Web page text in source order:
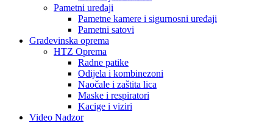
Pametni uređaji
Pametne kamere i sigurnosni uređaji
Pametni satovi
Građevinska oprema
HTZ Oprema
Radne patike
Odijela i kombinezoni
Naočale i zaštita lica
Maske i respiratori
Kacige i viziri
Video Nadzor